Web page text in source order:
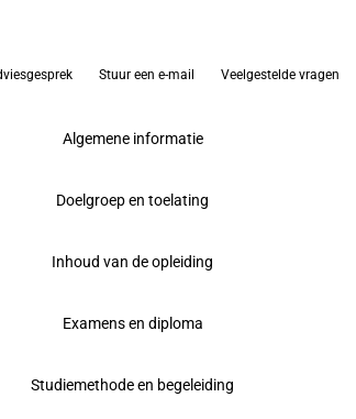
Stuur een e-mail Veelgestelde vragen
Algemene informatie
Doelgroep en toelating
Inhoud van de opleiding
Examens en diploma
Studiemethode en begeleiding